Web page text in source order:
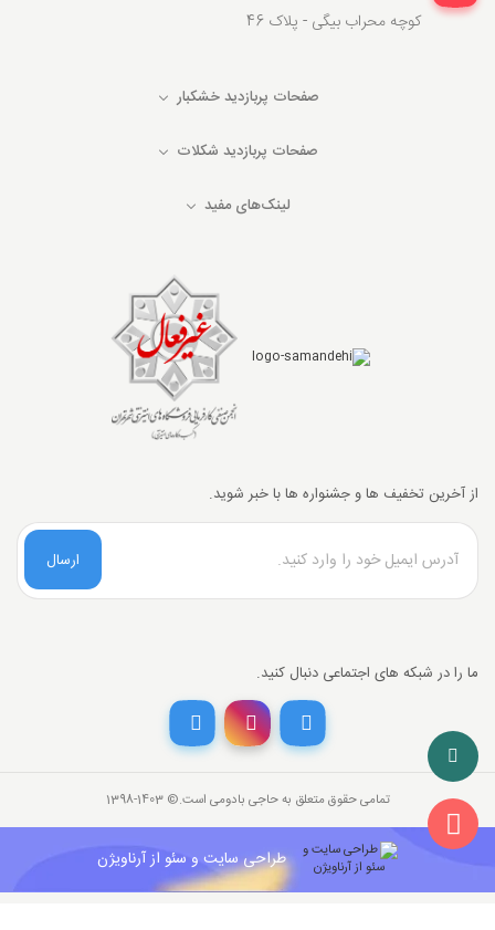
تخفیف خرید نقدی
با انتخاب درگاه پرداخت حاجی بادومی از 3% خرید نقدی تخفیف بگیرید.
قیمت جدید کالا
با احتساب تخفیف 841,142
کوچه محراب بیگی - پلاک 46
صفحات پربازدید خشکبار
صفحات پربازدید شکلات
لینک‌های مفید
از آخرین تخفیف ها و جشنواره ها با خبر شوید.
ارسال
ما را در شبکه های اجتماعی دنبال کنید.
تمامی حقوق متعلق به حاجی بادومی است.©‏ 1398-1403
طراحی سایت و سئو از آرناویژن